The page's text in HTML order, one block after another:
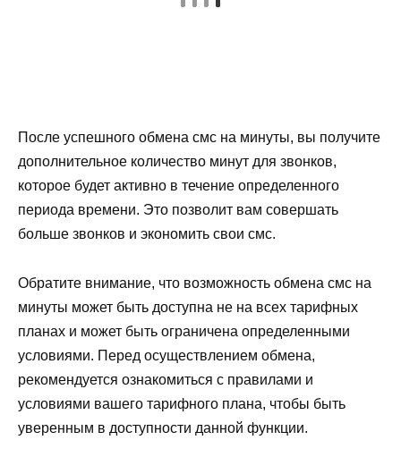
После успешного обмена смс на минуты, вы получите
дополнительное количество минут для звонков,
которое будет активно в течение определенного
периода времени. Это позволит вам совершать
больше звонков и экономить свои смс.
Обратите внимание, что возможность обмена смс на
минуты может быть доступна не на всех тарифных
планах и может быть ограничена определенными
условиями. Перед осуществлением обмена,
рекомендуется ознакомиться с правилами и
условиями вашего тарифного плана, чтобы быть
уверенным в доступности данной функции.